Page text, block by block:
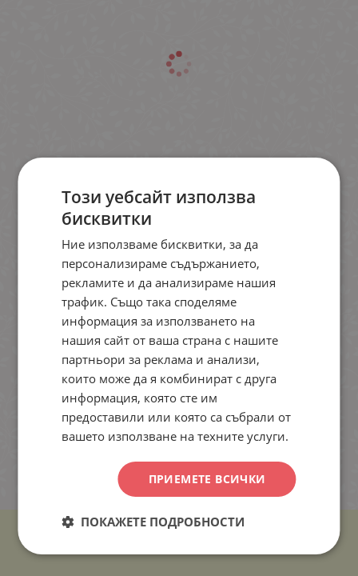
Този уебсайт използва
бисквитки
Ние използваме бисквитки, за да
персонализираме съдържанието,
рекламите и да анализираме нашия
трафик. Също така споделяме
информация за използването на
нашия сайт от ваша страна с нашите
партньори за реклама и анализи,
които може да я комбинират с друга
информация, която сте им
предоставили или която са събрали от
вашето използване на техните услуги.
ПРИЕМЕТЕ ВСИЧКИ
ПОКАЖЕТЕ ПОДРОБНОСТИ